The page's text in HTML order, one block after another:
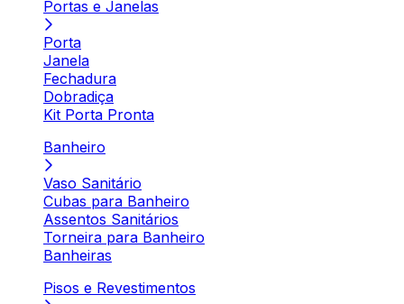
Portas e Janelas
Porta
Janela
Fechadura
Dobradiça
Kit Porta Pronta
Banheiro
Vaso Sanitário
Cubas para Banheiro
Assentos Sanitários
Torneira para Banheiro
Banheiras
Pisos e Revestimentos